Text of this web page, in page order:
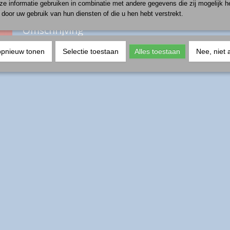
Omschrijving
productnummer: 0306-1121
informatie gebruiken in combinatie met andere gegevens die zij mogelijk
uw gebruik van hun diensten of die u hen hebt verstrekt.
tonen Selectie toestaan Alles toestaan Nee, niet